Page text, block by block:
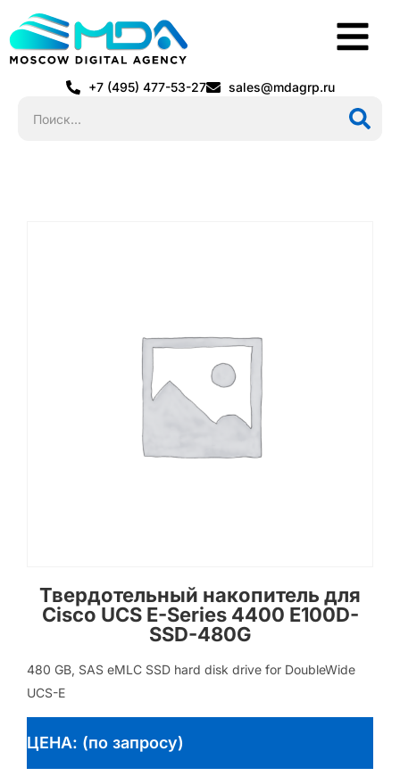
+7 (495) 477-53-27 sales@mdagrp.ru
Твердотельный накопитель для
Cisco UCS E-Series 4400 E100D-
SSD-480G
480 GB, SAS eMLC SSD hard disk drive for DoubleWide
UCS-E
ЦЕНА: (по запросу)